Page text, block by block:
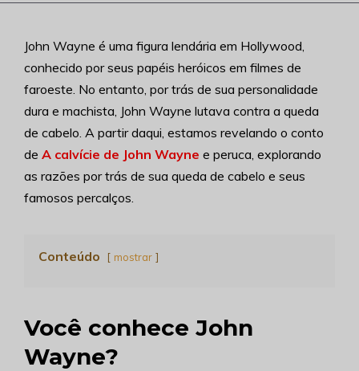
John Wayne é uma figura lendária em Hollywood,
conhecido por seus papéis heróicos em filmes de
faroeste. No entanto, por trás de sua personalidade
dura e machista, John Wayne lutava contra a queda
de cabelo. A partir daqui, estamos revelando o conto
de A calvície de John Wayne e peruca, explorando
as razões por trás de sua queda de cabelo e seus
famosos percalços.
Conteúdo mostrar
Você conhece John
Wayne?